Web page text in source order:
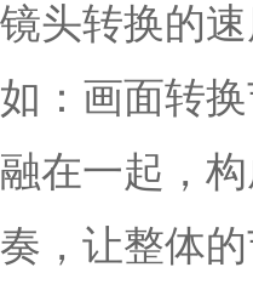
镜头转换的
如：画面转
融在一起，
奏，让整体